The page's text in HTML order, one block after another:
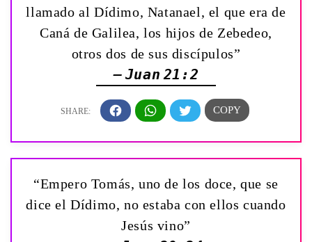
llamado al Dídimo, Natanael, el que era de
Caná de Galilea, los hijos de Zebedeo,
otros dos de sus discípulos”
— Juan 21:2
“Empero Tomás, uno de los doce, que se
dice el Dídimo, no estaba con ellos cuando
Jesús vino”